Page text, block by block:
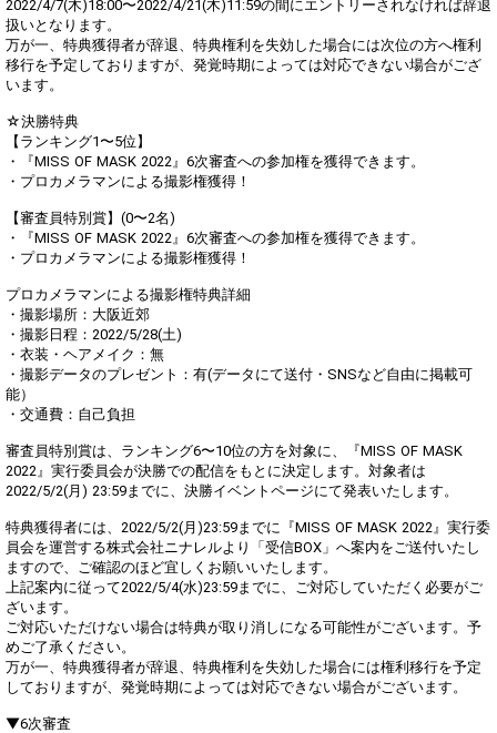
2022/4/7(木)18:00〜2022/4/21(木)11:59の間にエントリーされなければ辞退
扱いとなります。
万が一、特典獲得者が辞退、特典権利を失効した場合には次位の方へ権利
移行を予定しておりますが、発覚時期によっては対応できない場合がござ
います。
☆決勝特典
【ランキング1〜5位】
・『MISS OF MASK 2022』6次審査への参加権を獲得できます。
・プロカメラマンによる撮影権獲得！
【審査員特別賞】(0〜2名)
・『MISS OF MASK 2022』6次審査への参加権を獲得できます。
・プロカメラマンによる撮影権獲得！
プロカメラマンによる撮影権特典詳細
・撮影場所：大阪近郊
・撮影日程：2022/5/28(土)
・衣装・ヘアメイク：無
・撮影データのプレゼント：有(データにて送付・SNSなど自由に掲載可
能）
・交通費：自己負担
審査員特別賞は、ランキング6〜10位の方を対象に、『MISS OF MASK
2022』実行委員会が決勝での配信をもとに決定します。対象者は
2022/5/2(月) 23:59までに、決勝イベントページにて発表いたします。
特典獲得者には、2022/5/2(月)23:59までに『MISS OF MASK 2022』実行委
員会を運営する株式会社ニナレルより「受信BOX」へ案内をご送付いたし
ますので、ご確認のほど宜しくお願いいたします。
上記案内に従って2022/5/4(水)23:59までに、ご対応していただく必要がご
ざいます。
ご対応いただけない場合は特典が取り消しになる可能性がございます。予
めご了承ください。
万が一、特典獲得者が辞退、特典権利を失効した場合には権利移行を予定
しておりますが、発覚時期によっては対応できない場合がございます。
▼6次審査